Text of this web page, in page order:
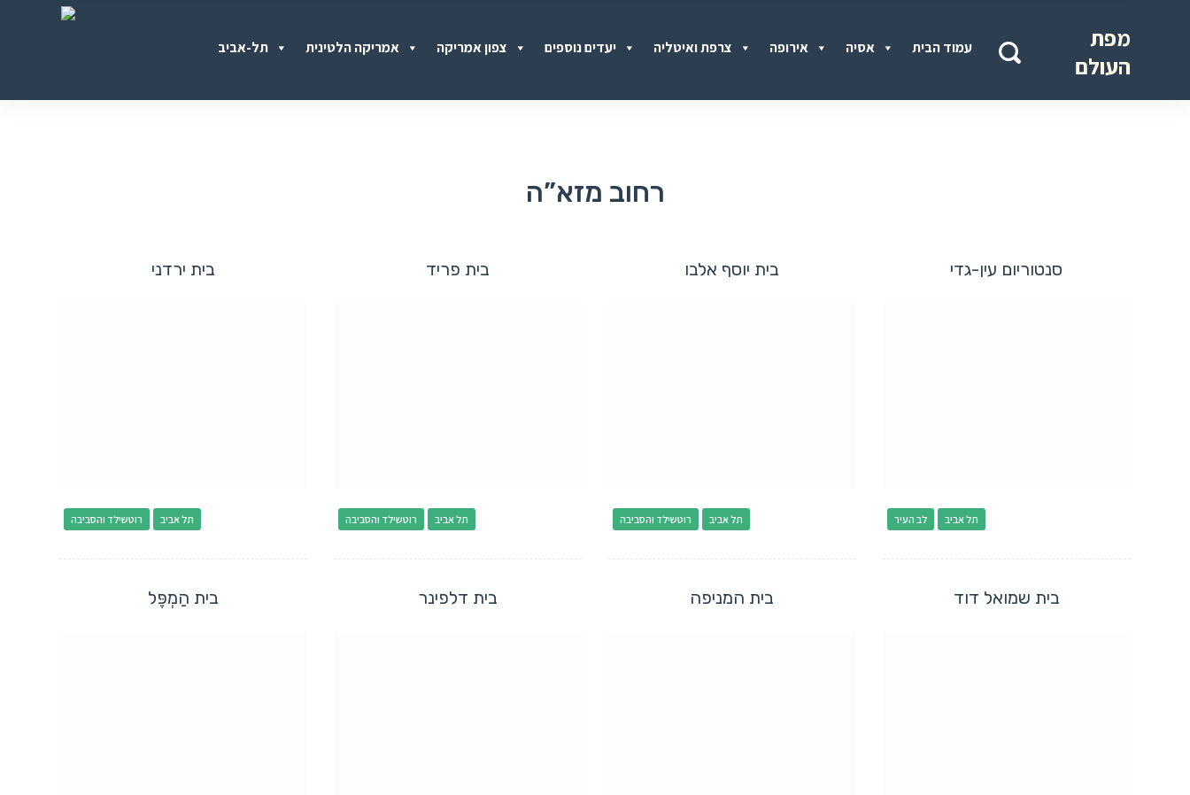
תל-אביב אמריקה הלטינית צפון אמריקה יעדים נוספים צרפת ואיטליה אירופה אסיה עמוד הבית
מפת
העולם
רחוב מזא”ה
בית ירדני
רוטשילד והסביבה תל אביב
בית פריד
רוטשילד והסביבה תל אביב
בית יוסף אלבו
רוטשילד והסביבה תל אביב
סנטוריום עין-גדי
לב העיר תל אביב
בית הַמְפֶּל בית דלפינר בית המניפה בית שמואל דוד